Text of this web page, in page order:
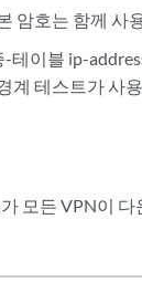
암호는 함께 사
테이블 ip-
계 테스트가 사
모든 VPN이